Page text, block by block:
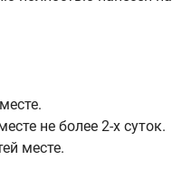
не более 2-х суток.
месте.